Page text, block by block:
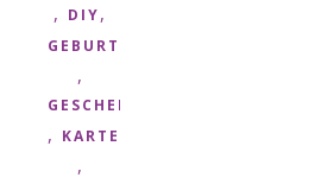
, DIY,
GEBURTSTAG
,
GESCHENK
, KARTE
,